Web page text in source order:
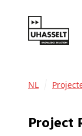
NL
Project